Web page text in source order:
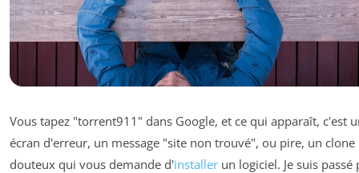
Vous tapez "torrent911" dans Google, et ce qui apparaît, c'est
écran d'erreur, un message "site non trouvé", ou pire, un clone
douteux qui vous demande d'installer un logiciel. Je suis passé